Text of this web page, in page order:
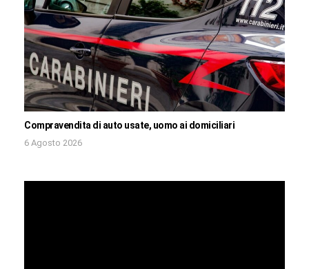
Compravendita di auto usate, uomo ai domiciliari
6 Agosto 2026